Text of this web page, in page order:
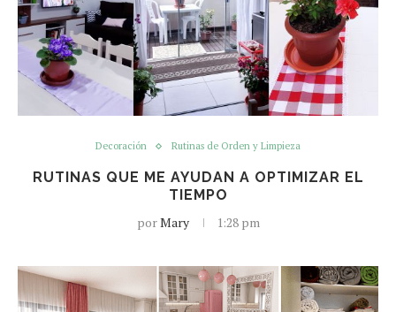
Decoración Rutinas de Orden y Limpieza
RUTINAS QUE ME AYUDAN A OPTIMIZAR EL
TIEMPO
porMary 1:28 pm